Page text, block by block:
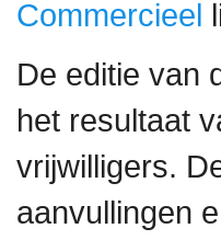
Commercieel
De editie van
het resultaat
vrijwilligers.
aanvullingen